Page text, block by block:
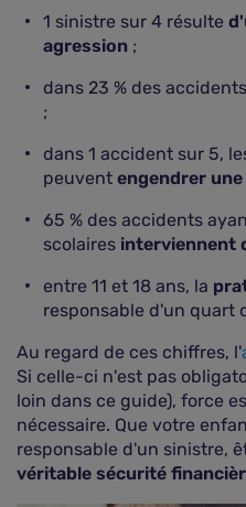
1 sinistre sur 4 résulte
agression ;
dans 23 % des
;
dans 1 accident sur 5,
peuvent engendrer
65 % des accidents
scolaires interviennent
entre 11 et 18 ans, la
responsable d'un quart
Au regard de ces chiffres, l'
Si celle-ci n'est pas
loin dans ce guide), force
nécessaire. Que votre
responsable d'un sinistre,
véritable sécurité